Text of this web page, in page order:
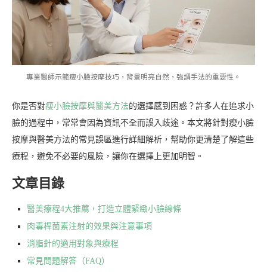
專業醫師示範瘦小臉按摩技巧，背景明亮自然，強調手法的重要性。
你是否對瘦小臉按摩與醫美方法的選擇感到困惑？許多人在追求小
臉的過程中，常常會因為資訊不全而誤入歧途。本文將針對瘦小臉
按摩與醫美方法的常見誤區進行詳細解析，幫助你更清楚了解這些
療程，避免不必要的風險，讓你在選擇上更加明智。
文章目錄
醫美療程4大推薦，打造立體緊緻小臉線條
肉毒桿菌素注射的效果與注意事項
消脂針的適用對象與療程
常見問題解答（FAQ）